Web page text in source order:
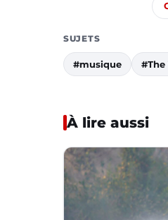
SUJETS
#musique #The
À lire aussi